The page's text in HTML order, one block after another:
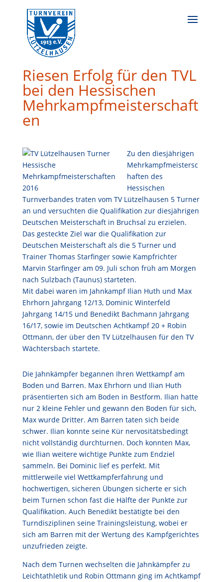
Riesen Erfolg für den TVL
bei den Hessischen
Mehrkampfmeisterschaft
en
Zu den diesjährigen
Mehrkampfmeistersc
haften des
Hessischen
Turnverbandes traten vom TV Lützelhausen 5 Turner
an und versuchten die Qualifikation zur diesjährigen
Deutschen Meisterschaft in Bruchsal zu erzielen.
Das gesteckte Ziel war die Qualifikation zur
Deutschen Meisterschaft als die 5 Turner und
Trainer Thomas Starfinger sowie Kampfrichter
Marvin Starfinger am 09. Juli schon früh am Morgen
nach Sulzbach (Taunus) starteten.
Mit dabei waren im Jahnkampf Ilian Huth und Max
Ehrhorn Jahrgang 12/13, Dominic Winterfeld
Jahrgang 14/15 und Benedikt Bachmann Jahrgang
16/17, sowie im Deutschen Achtkampf 20 + Robin
Ottmann, der über den TV Lützelhausen für den TV
Wächtersbach startete.
Die Jahnkämpfer begannen Ihren Wettkampf am
Boden und Barren. Max Ehrhorn und Ilian Huth
präsentierten sich am Boden in Bestform. Ilian hatte
nur 2 kleine Fehler und gewann den Boden für sich,
Max wurde Dritter. Am Barren taten sich beide
schwer. Ilian konnte seine Kür nervositätsbedingt
nicht vollständig durchturnen. Doch konnten Max,
wie Ilian weitere wichtige Punkte zum Endziel
sammeln. Bei Dominic lief es perfekt. Mit
mittlerweile viel Wettkampferfahrung und
hochwertigen, sicheren Übungen sicherte er sich
beim Turnen schon fast die Hälfte der Punkte zur
Qualifikation. Auch Benedikt bestätigte bei den
Turndisziplinen seine Trainingsleistung, wobei er
sich am Barren mit der Wertung des Kampfgerichtes
unzufrieden zeigte.
Nach dem Turnen wechselten die Jahnkämpfer zu
Leichtathletik und Robin Ottmann ging im Achtkampf